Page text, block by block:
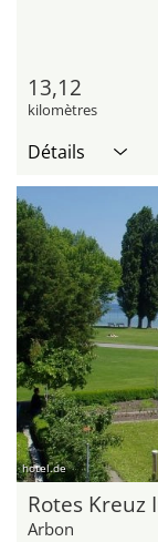
13,12
kilomètres
Détails
hotel.de
Rotes Kreuz
Arbon